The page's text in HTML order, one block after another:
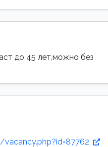
до 45 лет,можно без